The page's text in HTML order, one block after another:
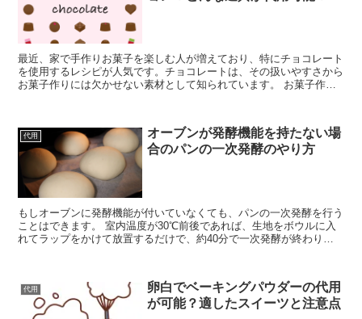
最近、家で手作りお菓子を楽しむ人が増えており、特にチョコレート
を使用するレシピが人気です。チョコレートは、その扱いやすさから
お菓子作りには欠かせない素材として知られています。 お菓子作り
代用
オーブンが発酵機能を持たない場
合のパンの一次発酵のやり方
もしオーブンに発酵機能が付いていなくても、パンの一次発酵を行う
ことはできます。 室内温度が30℃前後であれば、生地をボウルに入
れてラップをかけて放置するだけで、約40分で一次発酵が終わりま
代用
卵白でベーキングパウダーの代用
が可能？適したスイーツと注意点